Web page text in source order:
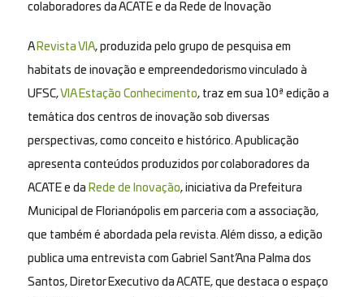
colaboradores da ACATE e da Rede de Inovação
A Revista VIA, produzida pelo grupo de pesquisa em
habitats de inovação e empreendedorismo vinculado à
UFSC,VIA Estação Conhecimento, traz em sua 10ª edição a
temática dos centros de inovação sob diversas
perspectivas, como conceito e histórico. A publicação
apresenta conteúdos produzidos por colaboradores da
ACATE e da Rede de Inovação, iniciativa da Prefeitura
Municipal de Florianópolis em parceria com a associação,
que também é abordada pela revista. Além disso, a edição
publica uma entrevista com Gabriel Sant’Ana Palma dos
Santos, Diretor Executivo da ACATE, que destaca o espaço